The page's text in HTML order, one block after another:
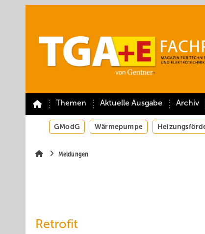
Themen Aktuelle Ausgabe Archiv
GModG Wärmepumpe
Meldungen
Retrofit